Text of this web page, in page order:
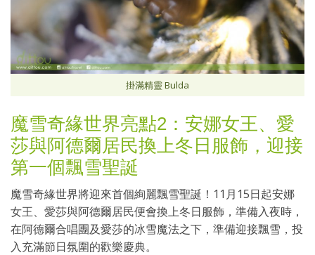
掛滿精靈 Bulda
魔雪奇緣世界亮點2：安娜女王、愛
莎與阿德爾居民換上冬日服飾，迎接
第一個飄雪聖誕
魔雪奇緣世界將迎來首個絢麗飄雪聖誕！11月15日起安娜
女王、愛莎與阿德爾居民便會換上冬日服飾，準備入夜時，
在阿德爾合唱團及愛莎的冰雪魔法之下，準備迎接飄雪，投
入充滿節日氛圍的歡樂慶典。